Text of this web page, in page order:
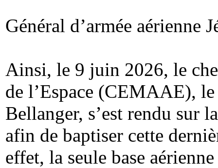
Général d’armée aérienne
Ainsi, le 9 juin 2026, le
de l’Espace (CEMAAE), le
Bellanger, s’est rendu sur
afin de baptiser cette
effet, la seule base